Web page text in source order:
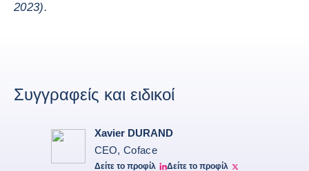
2023).
Συγγραφείς και ειδικοί
Xavier DURAND
CEO, Coface
Δείτε το προφίλ Δείτε το προφίλ